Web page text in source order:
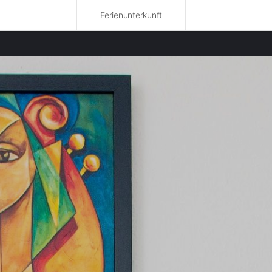
Ferienunterkunft